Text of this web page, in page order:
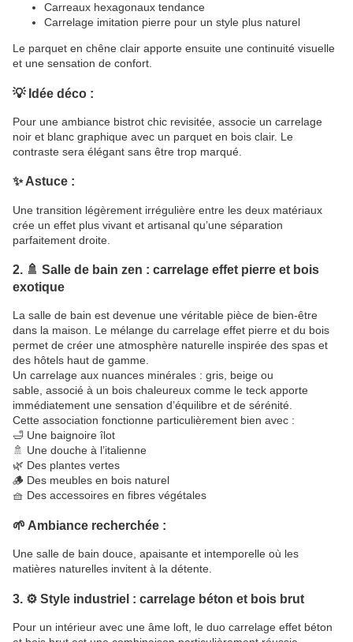
Carreaux hexagonaux tendance
Carrelage imitation pierre pour un style plus naturel
Le parquet en chêne clair apporte ensuite une continuité visuelle
et une sensation de confort.
💡 Idée déco :
Pour une ambiance bistrot chic revisitée, associe un carrelage
noir et blanc graphique avec un parquet en bois clair. Le
contraste sera élégant sans être trop marqué.
✨ Astuce :
Une transition légèrement irrégulière entre les deux matériaux
crée un effet plus vivant et artisanal qu’une séparation
parfaitement droite.
2. 🚿 Salle de bain zen : carrelage effet pierre et bois
exotique
La salle de bain est devenue une véritable pièce de bien-être
dans la maison. Le mélange du carrelage effet pierre et du bois
permet de créer une atmosphère naturelle inspirée des spas et
des hôtels haut de gamme.
Un carrelage aux nuances minérales : gris, beige ou
sable, associé à un bois chaleureux comme le teck apporte
immédiatement une sensation d’équilibre et de sérénité.
Cette association fonctionne particulièrement bien avec :
🛁 Une baignoire îlot
🚿 Une douche à l’italienne
🌿 Des plantes vertes
🪵 Des meubles en bois naturel
🧺 Des accessoires en fibres végétales
🌱 Ambiance recherchée :
Une salle de bain douce, apaisante et intemporelle où les
matières naturelles invitent à la détente.
3. ⚙️ Style industriel : carrelage béton et bois brut
Pour un intérieur avec une âme loft, le duo carrelage effet béton